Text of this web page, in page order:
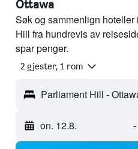
Ottawa
Søk og sammenlign
Hill fra hundrevis av
spar penger.
2 gjester, 1 rom
Parliament Hill -
on. 12.8. -